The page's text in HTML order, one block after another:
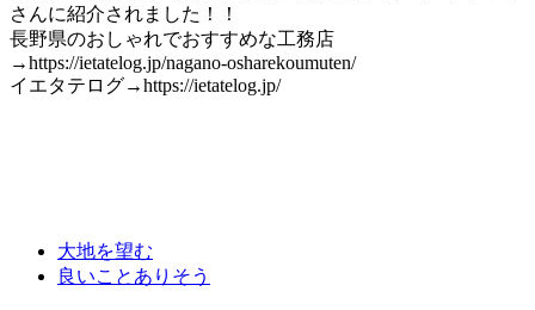
さんに紹介されました！！
長野県のおしゃれでおすすめな工務店
→https://ietatelog.jp/nagano-osharekoumuten/
イエタテログ→https://ietatelog.jp/
大地を望む
良いことありそう